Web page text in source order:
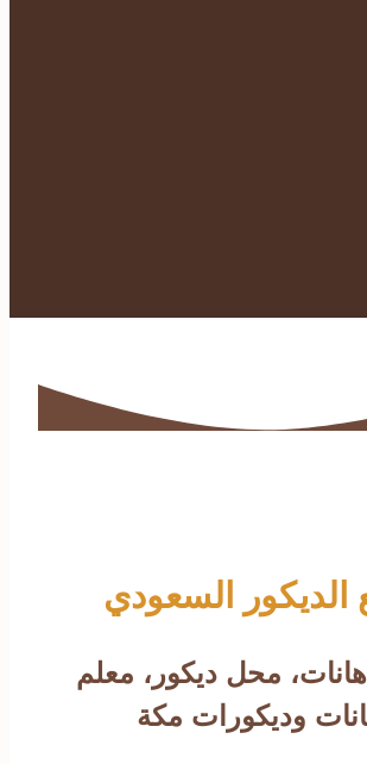
الديكور السعودي
محل ديكور، معلم
وديكورات مكة